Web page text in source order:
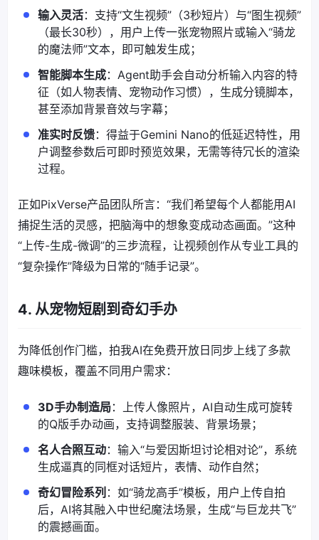
输入灵活：支持“文生视频”（3秒短片）与“图生视频”
（最长30秒），用户上传一张宠物照片或输入“骑龙
的魔法师”文本，即可触发生成；
智能脚本生成：Agent助手会自动分析输入内容的特
征（如人物表情、宠物动作习惯），生成分镜脚本，
甚至添加背景音效与字幕；
准实时反馈：得益于Gemini Nano的低延迟特性，用
户调整参数后可即时预览效果，无需等待冗长的渲染
过程。
正如PixVerse产品团队所言：“我们希望每个人都能用AI
捕捉生活的灵感，把脑海中的想象变成动态画面。”这种
“上传-生成-微调”的三步流程，让视频创作从专业工具的
“复杂操作”降级为日常的“随手记录”。
4. 从宠物短剧到奇幻手办
为降低创作门槛，拍我AI在免费开放日同步上线了多款
趣味模板，覆盖不同用户需求：
3D手办制造局：上传人像照片，AI自动生成可旋转
的Q版手办动画，支持调整服装、背景场景；
名人合照互动：输入“与爱因斯坦讨论相对论”，系统
生成逼真的同框对话短片，表情、动作自然；
奇幻冒险系列 ：如“骑龙高手”模板，用户上传自拍
后，AI将其融入中世纪魔法场景，生成“与巨龙共飞”
的震撼画面。